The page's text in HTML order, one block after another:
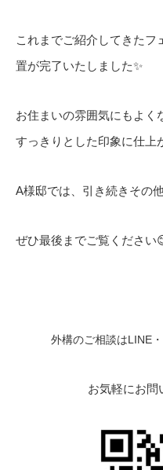
これまでご紹介してきたフ
置が完了いたしました✨
お住まいの雰囲気にもよく
すっきりとした印象に仕上
A様邸では、引き続きその
ぜひ最後までご覧ください
外構のご相談はLINE
お気軽にお問